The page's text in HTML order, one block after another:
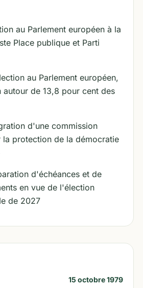
au Parlement européen à la
Place publique et Parti
au Parlement européen,
autour de 13,8 pour cent des
d'une commission
la protection de la démocratie
d'échéances et de
en vue de l'élection
de 2027
15 octobre 1979